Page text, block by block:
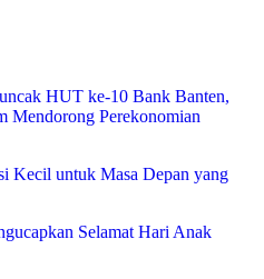
HUT ke-10 Bank Banten,
Mendorong Perekonomian
Kecil untuk Masa Depan yang
Selamat Hari Anak